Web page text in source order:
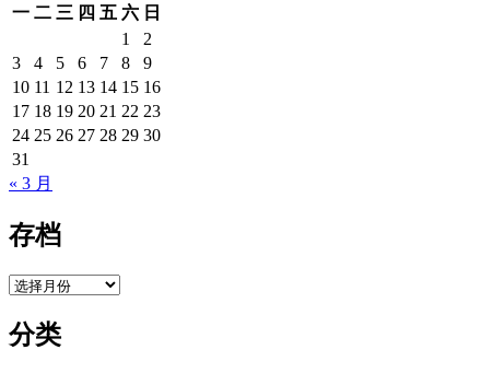
一 二 三 四 五 六 日
1
2
3
4 5 6 7 8
9
10 11 12 13 14 15 16
17 18 19 20 21 22 23
24 25 26 27 28 29 30
31
« 3 月
存档
存
分类